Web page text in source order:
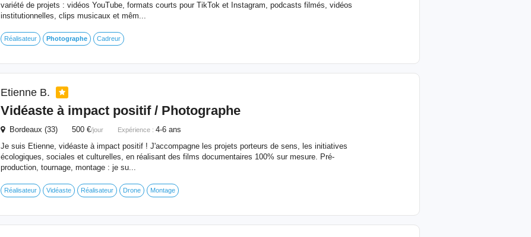
variété de projets : vidéos YouTube, formats courts pour TikTok et Instagram, podcasts filmés, vidéos
institutionnelles, clips musicaux et mêm...
Réalisateur Photographe Cadreur
Etienne B.
Vidéaste à impact positif / Photographe
Bordeaux (33) 500 €/jour Expérience : 4-6 ans
Je suis Etienne, vidéaste à impact positif ! J'accompagne les projets porteurs de sens, les initiatives
écologiques, sociales et culturelles, en réalisant des films documentaires 100% sur mesure. Pré-
production, tournage, montage : je su...
Réalisateur Vidéaste Réalisateur Drone Montage